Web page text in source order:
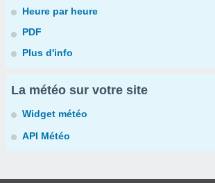
Heure par heure
PDF
Plus d'info
La météo sur votre site
Widget météo
API Météo